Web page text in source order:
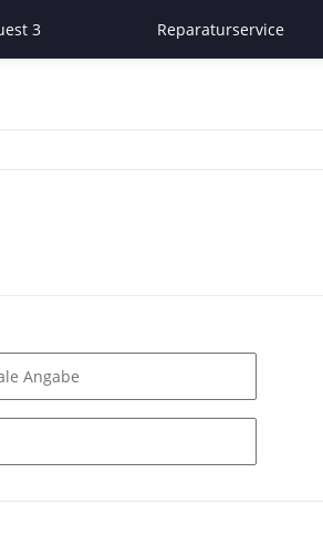
3 Reparaturservice
Angabe